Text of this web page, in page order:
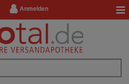
Anmelden